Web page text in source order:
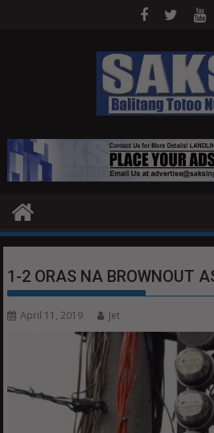
1-2 ORAS NA BROWNOUT
April 11, 2019 Jet